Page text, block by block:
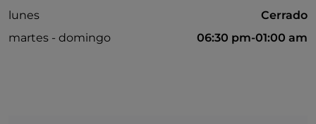
lunes
Cerrado
martes - domingo
06:30 pm-01:00 am